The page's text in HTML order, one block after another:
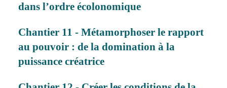
dans l’ordre écolonomique
Chantier 11 - Métamorphoser le rapport
au pouvoir : de la domination à la
puissance créatrice